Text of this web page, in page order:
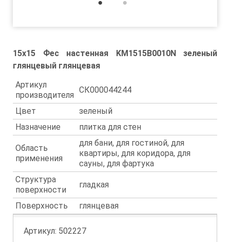
15x15 Фес настенная KM1515B0010N зеленый
глянцевый глянцевая
Артикул
производителя
СК000044244
Цвет
зеленый
Назначение
плитка для стен
Область
применения
для бани, для гостиной, для
квартиры, для коридора, для
сауны, для фартука
Структура
поверхности
гладкая
Поверхность глянцевая
Артикул: 502227